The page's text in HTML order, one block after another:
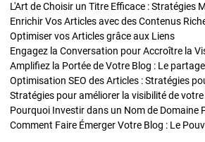
L'Art de Choisir un Titre Efficace : Stratégies
Optimiser vos Articles grâce aux Liens
Engagez la Conversation pour Accroître la
Amplifiez la Portée de Votre Blog : Le